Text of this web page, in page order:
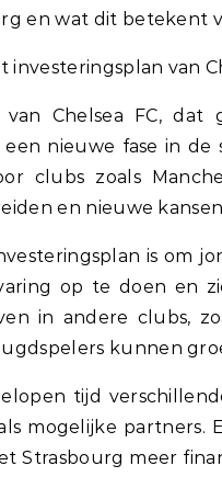
en wat dit betekent
van
van Chelsea FC,
nieuwe fase in
clubs zoals
en nieuwe
is om
op te doen en
in andere clubs,
kunnen
tijd
mogelijke partners.
Strasbourg meer